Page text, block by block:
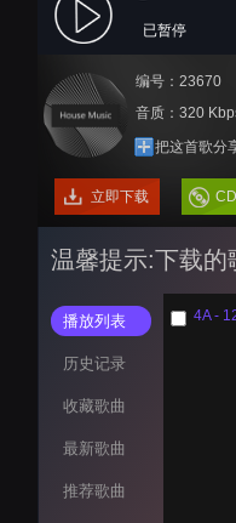
已暂停
编号：23670
音质：320
把这首歌分
立即下载
温馨提示:下载的
播放列表
历史记录
收藏歌曲
最新歌曲
推荐歌曲
4A -